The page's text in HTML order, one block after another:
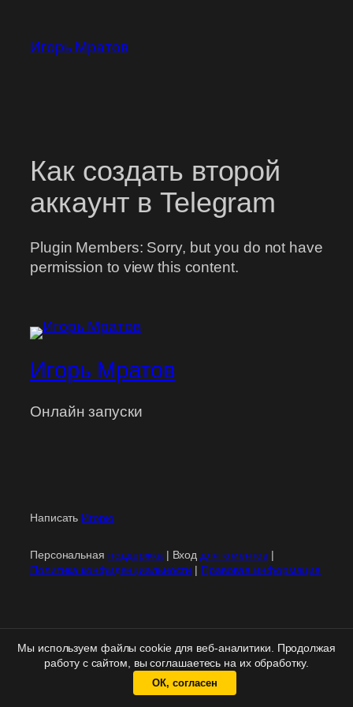
Мы используем файлы cookie для веб-аналитики. Продолжая
работу с сайтом, вы соглашаетесь на их обработку.
ОК, согласен
содержимому
Игорь Мратов
Как создать второй
аккаунт в Telegram
Plugin Members: Sorry, but you do not have
permission to view this content.
Игорь Мратов
Онлайн запуски
Написать Игорю
Персональная поддержка | Вход для клиентов|
Политика конфиденциальности | Правовая информация